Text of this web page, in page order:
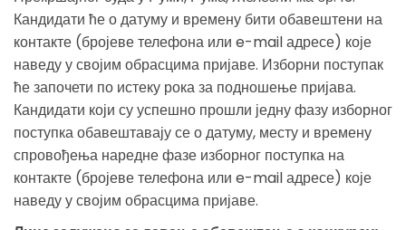
Кандидати ће о датуму и времену бити обавештени на
контакте (бројеве телефона или e-mail адресе) које
наведу у својим обрасцима пријаве. Изборни поступак
ће започети по истеку рока за подношење пријава.
Кандидати који су успешно прошли једну фазу изборног
поступка обавештавају се о датуму, месту и времену
спровођења наредне фазе изборног поступка на
контакте (бројеве телефона или e-mail адресе) које
наведу у својим обрасцима пријаве.